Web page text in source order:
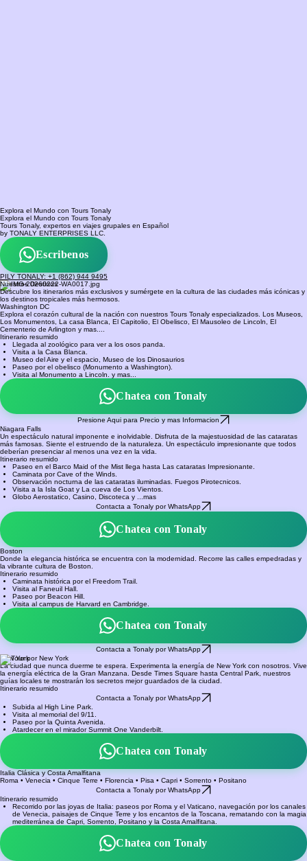
Explora el Mundo con Tours Tonaly
Explora el Mundo con Tours Tonaly
Tours Tonaly, expertos en viajes grupales en Español
by TONALY ENTERPRISES LLC.
PILY TONALY: +1 (862) 944 9495
Nuestros Destinos
Descubre los itinerarios más exclusivos y sumérgete en la cultura de las ciudades más icónicas y
los destinos tropicales más hermosos.
Washington DC
Explora el corazón cultural de la nación con nuestros Tours Tonaly especializados. Los Museos,
Los Monumentos, La casa Blanca, El Capitolio, El Obelisco, El Mausoleo de Lincoln, El
Cementerio de Arlington y mas....
Itinerario resumido
Llegada al zoológico para ver a los osos panda.
Visita a la Casa Blanca.
Museo del Aire y el espacio, Museo de los Dinosaurios
Paseo por el obelisco (Monumento a Washington).
Visita al Monumento a Lincoln. y mas...
Presione Aqui para Precio y mas Informacion
Niagara Falls
Un espectáculo natural imponente e inolvidable. Disfruta de la majestuosidad de las cataratas
más famosas. Siente el estruendo de la naturaleza. Un espectáculo impresionante que todos
deberían presenciar al menos una vez en la vida.
Itinerario resumido
Paseo en el Barco Maid of the Mist llega hasta Las cataratas Impresionante.
Caminata por Cave of the Winds.
Observación nocturna de las cataratas iluminadas. Fuegos Pirotecnicos.
Visita a la Isla Goat y La cueva de Los Vientos.
Globo Aerostatico, Casino, Discoteca y ...mas
Contacta a Tonaly por WhatsApp
Boston
Donde la elegancia histórica se encuentra con la modernidad. Recorre las calles empedradas y
la vibrante cultura de Boston.
Itinerario resumido
Caminata histórica por el Freedom Trail.
Visita al Faneuil Hall.
Paseo por Beacon Hill.
Visita al campus de Harvard en Cambridge.
Contacta a Tonaly por WhatsApp
New York
La ciudad que nunca duerme te espera. Experimenta la energía de New York con nosotros. Vive
la energía eléctrica de la Gran Manzana. Desde Times Square hasta Central Park, nuestros
guías locales te mostrarán los secretos mejor guardados de la ciudad.
Subida al High Line Park.
Visita al memorial del 9/11.
Paseo por la Quinta Avenida.
Atardecer en el mirador Summit One Vanderbilt.
Italia Clásica y Costa Amalfitana
Roma • Venecia • Cinque Terre • Florencia • Pisa • Capri • Sorrento • Positano
Contacta a Tonaly por WhatsApp
Itinerario resumido
Recorrido por las joyas de Italia: paseos por Roma y el Vaticano, navegación por los canales
de Venecia, paisajes de Cinque Terre y los encantos de la Toscana, rematando con la magia
mediterránea de Capri, Sorrento, Positano y la Costa Amalfitana.